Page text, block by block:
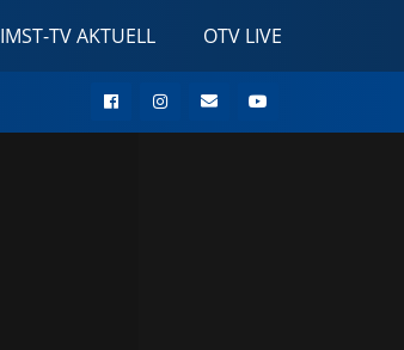
IMST-TV AKTUELL OTV LIVE